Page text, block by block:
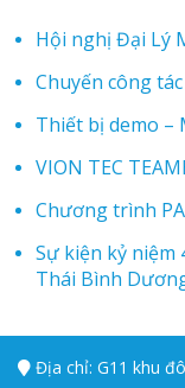
Hội nghị Đại Lý
Chuyến công
Thiết bị demo –
VION TEC
Chương trình
Sự kiện kỷ niệm
Thái Bình
Địa chỉ: G11 khu